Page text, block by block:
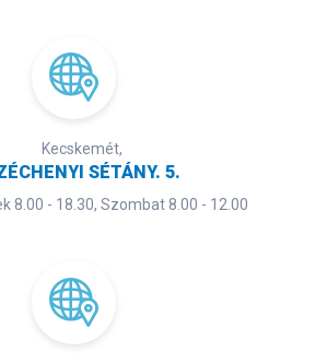
Kecskemét,
SÉTÁNY. 5.
8.00 - 18.30, Szombat 8.00 - 12.00